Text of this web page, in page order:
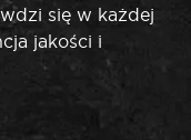
się w każdej
jakości i